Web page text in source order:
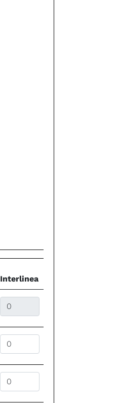
Interlinea